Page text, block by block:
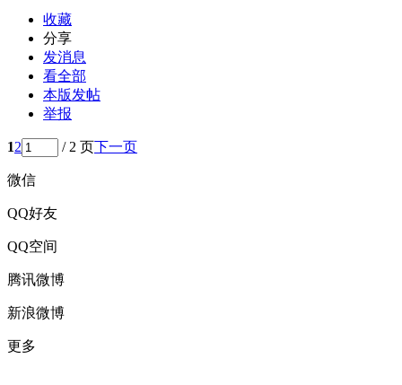
收藏
分享
发消息
看全部
本版发帖
举报
12 / 2 页下一页
微信
QQ好友
QQ空间
腾讯微博
新浪微博
更多